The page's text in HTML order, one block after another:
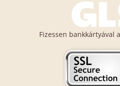
Fizessen bankkártyával